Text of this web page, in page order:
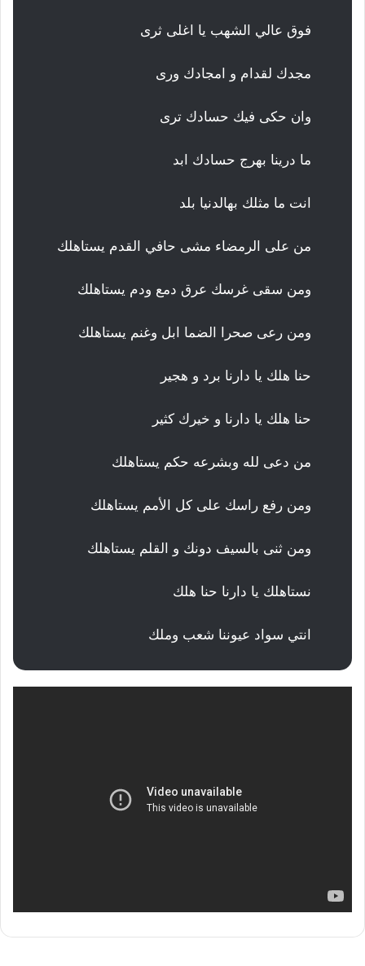
فوق عالي الشهب يا اغلى ثرى
مجدك لقدام و امجادك ورى
وان حكى فيك حسادك ترى
ما درينا بهرج حسادك ابد
انت ما مثلك بهالدنيا بلد
من على الرمضاء مشى حافي القدم يستاهلك
ومن سقى غرسك عرق دمع ودم يستاهلك
ومن رعى صحرا الضما ابل وغنم يستاهلك
حنا هلك يا دارنا برد و هجير
حنا هلك يا دارنا و خيرك كثير
من دعى لله وبشرعه حكم يستاهلك
ومن رفع راسك على كل الأمم يستاهلك
ومن ثنى بالسيف دونك و القلم يستاهلك
نستاهلك يا دارنا حنا هلك
انتي سواد عيوننا شعب وملك